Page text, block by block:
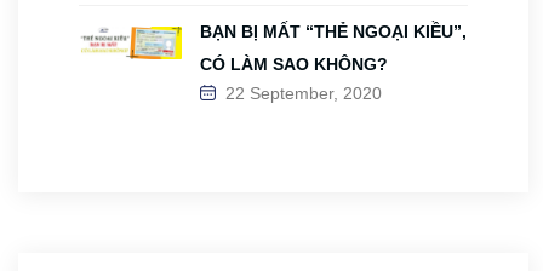
BẠN BỊ MẤT “THẺ NGOẠI KIỀU”,
CÓ LÀM SAO KHÔNG?
22 September, 2020